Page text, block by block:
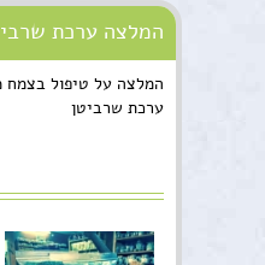
המלצה ערכת
המלצה על טיפול בצמח
ערכת שרביטן